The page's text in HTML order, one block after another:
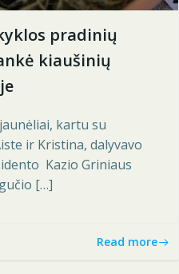
pradinių
kiaušinių
kartu su
ir Kristina, dalyvavo
Kazio Griniaus
[…]
Read more